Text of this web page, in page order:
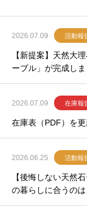
2026.07.09 活動報
【新提案】天然大
ーブル」が完成しま
2026.07.09 在庫報
在庫表（PDF）を更
2026.06.25 活動報
【後悔しない天然
の暮らしに合うのは